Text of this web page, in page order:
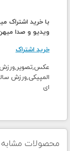
با خرید اشتراک
ویدیو و صدا
خرید اشتراک
المپیکی,ورزش
ای
محصولات مشابه